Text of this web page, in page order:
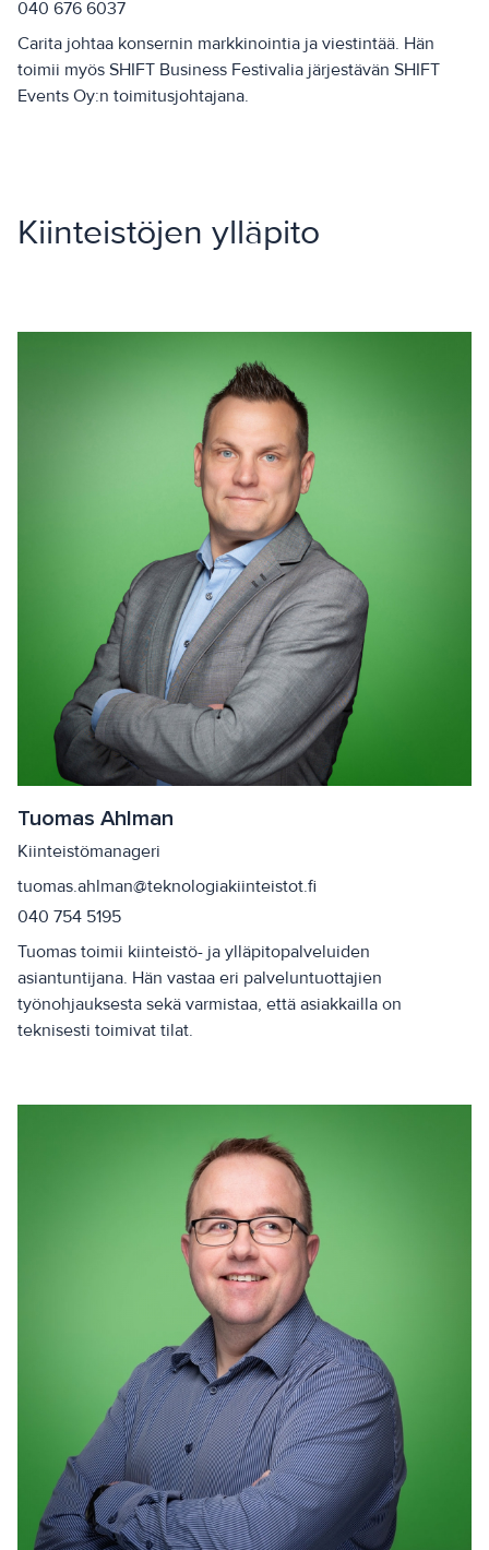
040 676 6037
Carita johtaa konsernin markkinointia ja viestintää. Hän
toimii myös SHIFT Business Festivalia järjestävän SHIFT
Events Oy:n toimitusjohtajana.
Kiinteistöjen ylläpito
Tuomas Ahlman
Kiinteistömanageri
tuomas.ahlman@teknologiakiinteistot.fi
040 754 5195
Tuomas toimii kiinteistö- ja ylläpitopalveluiden
asiantuntijana. Hän vastaa eri palveluntuottajien
työnohjauksesta sekä varmistaa, että asiakkailla on
teknisesti toimivat tilat.